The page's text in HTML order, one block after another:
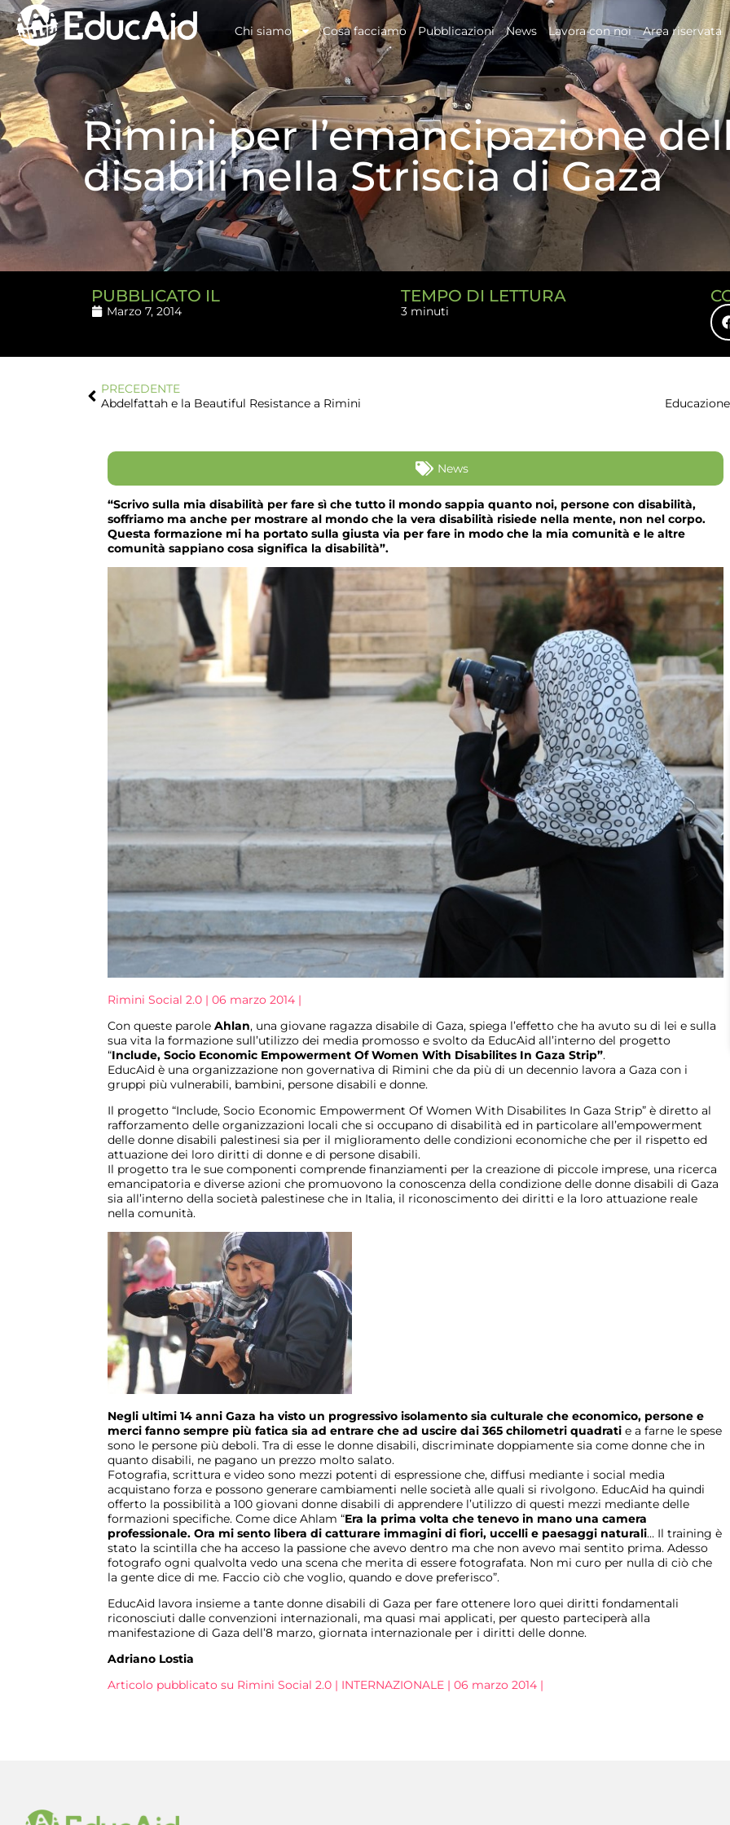
Chi siamo Cosa facciamo Pubblicazioni News Lavora con noi Area riservata
Rimini per l’emancipazione
disabili nella Striscia di Gaza
PUBBLICATO IL
Marzo 7, 2014
TEMPO DI LETTURA
3 minuti
PRECEDENTE
Abdelfattah e la Beautiful Resistance a Rimini
News
“Scrivo sulla mia disabilità per fare sì che tutto il mondo sappia quanto noi, persone con disabilità,
soffriamo ma anche per mostrare al mondo che la vera disabilità risiede nella mente, non nel corpo.
Questa formazione mi ha portato sulla giusta via per fare in modo che la mia comunità e le altre
comunità sappiano cosa significa la disabilità”.
Rimini Social 2.0 | 06 marzo 2014 |
Con queste parole Ahlan, una giovane ragazza disabile di Gaza, spiega l’effetto che ha avuto su di lei e sulla
sua vita la formazione sull’utilizzo dei media promosso e svolto da EducAid all’interno del progetto
“Include, Socio Economic Empowerment Of Women With Disabilites In Gaza Strip”.
EducAid è una organizzazione non governativa di Rimini che da più di un decennio lavora a Gaza con i
gruppi più vulnerabili, bambini, persone disabili e donne.
Il progetto “Include, Socio Economic Empowerment Of Women With Disabilites In Gaza Strip” è diretto al
rafforzamento delle organizzazioni locali che si occupano di disabilità ed in particolare all’empowerment
delle donne disabili palestinesi sia per il miglioramento delle condizioni economiche che per il rispetto ed
attuazione dei loro diritti di donne e di persone disabili.
Il progetto tra le sue componenti comprende finanziamenti per la creazione di piccole imprese, una ricerca
emancipatoria e diverse azioni che promuovono la conoscenza della condizione delle donne disabili di Gaza
sia all’interno della società palestinese che in Italia, il riconoscimento dei diritti e la loro attuazione reale
nella comunità.
Negli ultimi 14 anni Gaza ha visto un progressivo isolamento sia culturale che economico, persone e
merci fanno sempre più fatica sia ad entrare che ad uscire dai 365 chilometri quadrati e a farne le spese
sono le persone più deboli. Tra di esse le donne disabili, discriminate doppiamente sia come donne che in
quanto disabili, ne pagano un prezzo molto salato.
Fotografia, scrittura e video sono mezzi potenti di espressione che, diffusi mediante i social media
acquistano forza e possono generare cambiamenti nelle società alle quali si rivolgono. EducAid ha quindi
offerto la possibilità a 100 giovani donne disabili di apprendere l’utilizzo di questi mezzi mediante delle
formazioni specifiche. Come dice Ahlam “Era la prima volta che tenevo in mano una camera
professionale. Ora mi sento libera di catturare immagini di fiori, uccelli e paesaggi naturali… Il training è
stato la scintilla che ha acceso la passione che avevo dentro ma che non avevo mai sentito prima. Adesso
fotografo ogni qualvolta vedo una scena che merita di essere fotografata. Non mi curo per nulla di ciò che
la gente dice di me. Faccio ciò che voglio, quando e dove preferisco”.
EducAid lavora insieme a tante donne disabili di Gaza per fare ottenere loro quei diritti fondamentali
riconosciuti dalle convenzioni internazionali, ma quasi mai applicati, per questo parteciperà alla
manifestazione di Gaza dell’8 marzo, giornata internazionale per i diritti delle donne.
Adriano Lostia
Articolo pubblicato su Rimini Social 2.0 | INTERNAZIONALE | 06 marzo 2014 |